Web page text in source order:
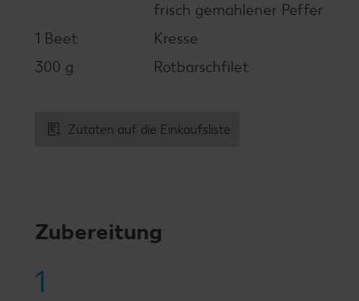
frisch gemahlener Peffer
1 Beet
Kresse
300 g
Rotbarschfilet
Zutaten auf die Einkaufsliste
Zubereitung
1